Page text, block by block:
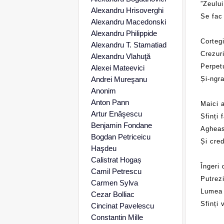
Se fac
Și-
Maici
Sfinți
Și
Îngeri
Sfinți
Alexandru Hrisoverghi
Alexandru Macedonski
Alexandru Philippide
Alexandru T. Stamatiad
Alexandru Vlahuţă
Alexei Mateevici
Andrei Mureşanu
Anonim
Anton Pann
Artur Enăşescu
Benjamin Fondane
Bogdan Petriceicu
Haşdeu
Calistrat Hogaș
Camil Petrescu
Carmen Sylva
Cezar Bolliac
Cincinat Pavelescu
Constantin Mille